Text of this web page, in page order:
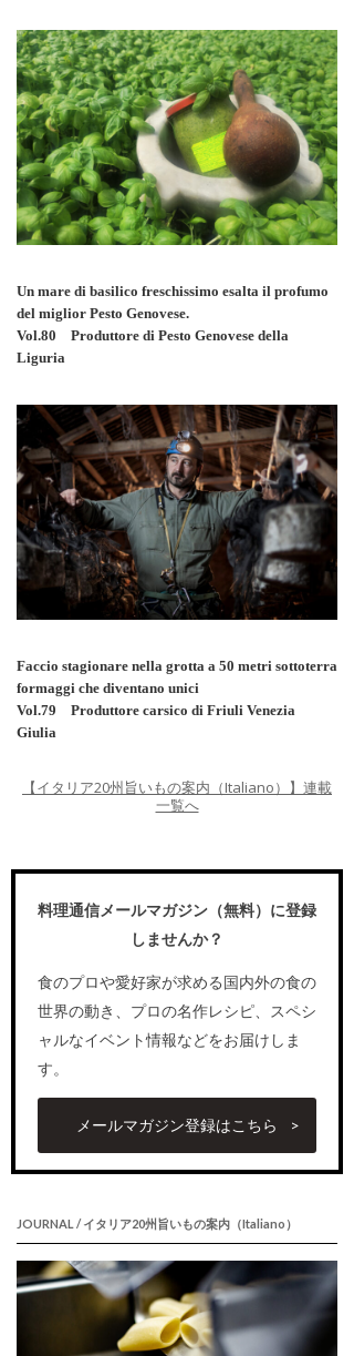
Un mare di basilico freschissimo esalta il profumo
del miglior Pesto Genovese.
Vol.80 Produttore di Pesto Genovese della
Liguria
Faccio stagionare nella grotta a 50 metri sottoterra
formaggi che diventano unici
Vol.79 Produttore carsico di Friuli Venezia
Giulia
【イタリア20州旨いもの案内（Italiano）】連載
一覧へ
料理通信メールマガジン（無料）に登録
しませんか？
食のプロや愛好家が求める国内外の食の
世界の動き、プロの名作レシピ、スペシ
ャルなイベント情報などをお届けしま
す。
メールマガジン登録はこちら
JOURNAL / イタリア20州旨いもの案内（Italiano）